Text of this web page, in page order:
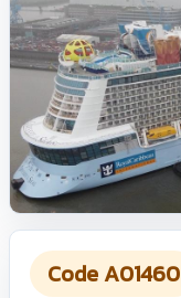
Code A01460